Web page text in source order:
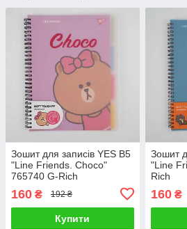
Зошит для записів YES В5
"Line Friends. Choco"
765740 G-Rich
160 ₴ 192 ₴
Купити
Зошит
"Line
Rich
160₴